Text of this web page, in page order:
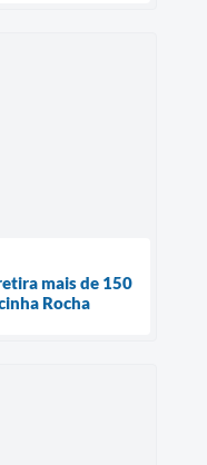
mais de 150
Rocha